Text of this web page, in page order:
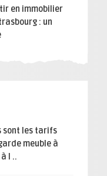
en immobilier
: un
sont les tarifs
meuble à
l ..